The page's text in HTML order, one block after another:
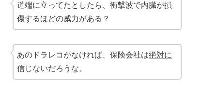
道端に立ってたとしたら、衝撃波で内臓が損
傷するほどの威力がある？
あのドラレコがなければ、保険会社は絶対に
信じないだろうな。